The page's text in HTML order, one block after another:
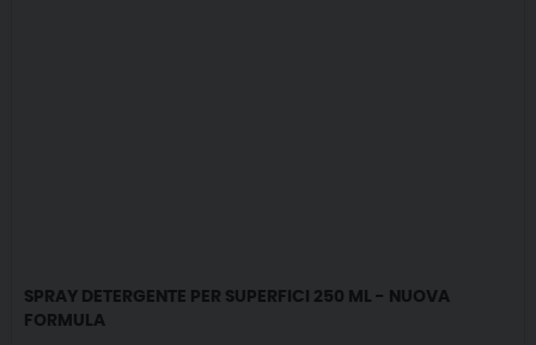
SPRAY DETERGENTE PER SUPERFICI 250 ML - NUOVA
FORMULA